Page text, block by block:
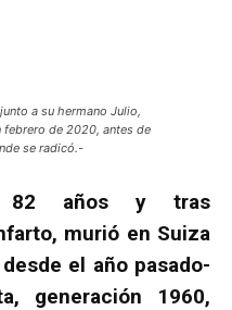
a su hermano Julio,
febrero de 2020, antes de
se radicó.-
82 años y tras
murió en Suiza
el año pasado-
generación 1960,